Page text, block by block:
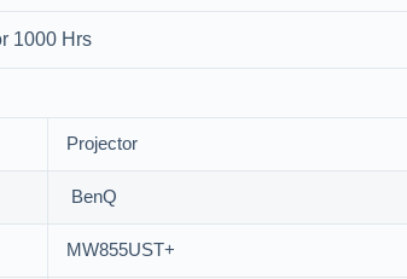
1000 Hrs
Projector
BenQ
MW855UST+